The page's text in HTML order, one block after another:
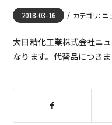
2018-03-16 / カテゴリ: ニ
大日精化工業株式会社ニ
なります。代替品につき